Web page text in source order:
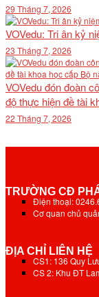
29 Tháng 7, 2026
VOVedu: Tri ân kỷ
23 Tháng 7, 2026
VOVedu đón đoàn
độ thực hiện đề tài
22 Tháng 7, 2026
TRƯỜNG CĐ
Điện thoại:
Cơ quan chủ
ĐỊA CHỈ LIÊN HỆ
CS1: 136 Quy
CS 2: Khu ĐT